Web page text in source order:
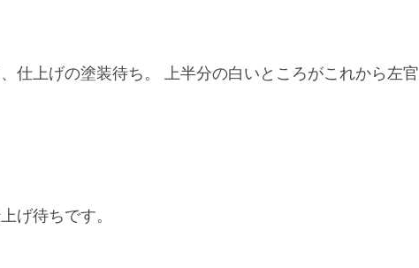
仕上げの塗装待ち。 上半分の白いところがこれから左官
げ待ちです。